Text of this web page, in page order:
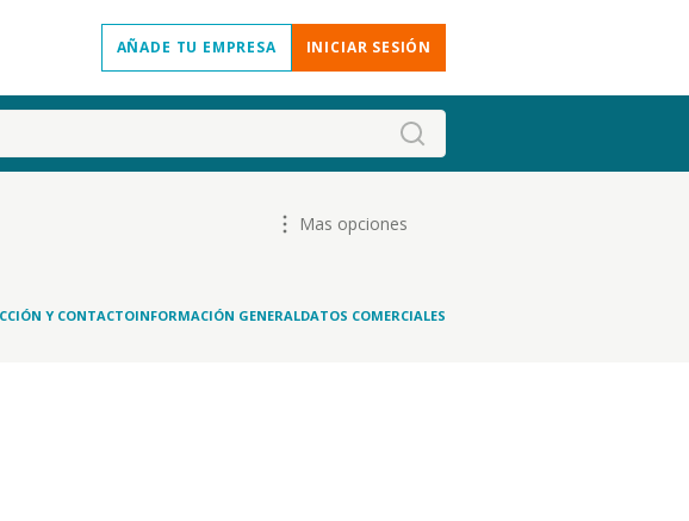
AÑADE TU EMPRESA INICIAR SESIÓN
Mas opciones
Y CONTACTOINFORMACIÓN GENERALDATOS COMERCIALES